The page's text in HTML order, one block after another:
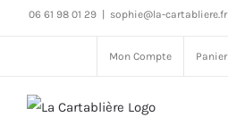
Passer06 61 98 01 29 sophie@la-cartabliere.fr
Mon Compte Panier